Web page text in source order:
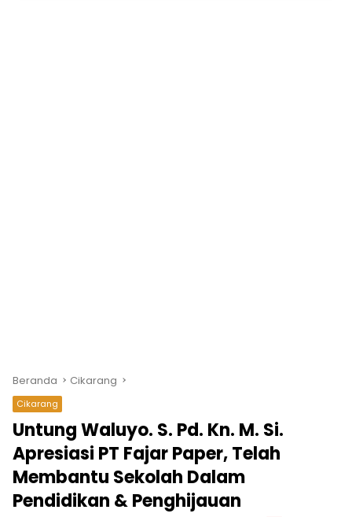
Beranda Cikarang
Cikarang
Untung Waluyo. S. Pd. Kn. M. Si.
Apresiasi PT Fajar Paper, Telah
Membantu Sekolah Dalam
Pendidikan & Penghijauan